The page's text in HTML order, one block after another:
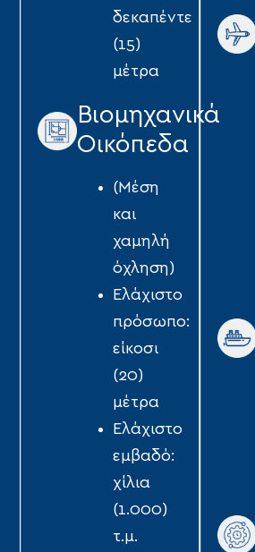
δεκαπέντε
(15)
µέτρα
Βιομηχανικά
Οικόπεδα
(Μέση
και
χαµηλή
όχληση)
Ελάχιστο
πρόσωπο:
είκοσι
(20)
µέτρα
Ελάχιστο
εµβαδό:
χίλια
(1.000)
τ.µ.